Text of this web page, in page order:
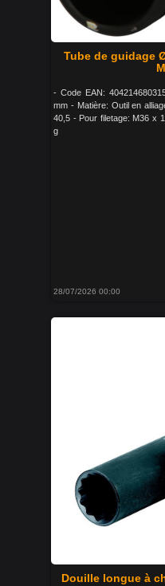
Tube de guidage
- Code EAN:
mm - Matière: Outil en
40,5 - Pour filetage: M36 x
g
28/07/2026 00:00
Douille longue à